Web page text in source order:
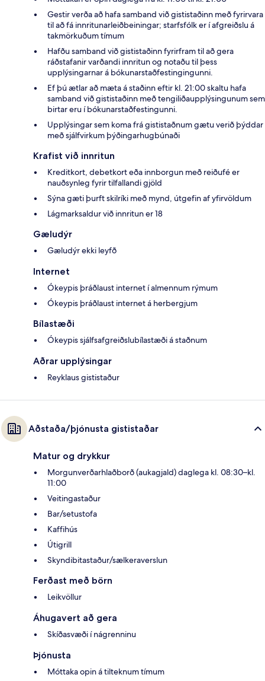
Gestir verða að hafa samband við gististaðinn með fyrirvara
til að fá innritunarleiðbeiningar; starfsfólk er í afgreiðslu á
takmörkuðum tímum
Hafðu samband við gististaðinn fyrirfram til að gera
ráðstafanir varðandi innritun og notaðu til þess
upplýsingarnar á bókunarstaðfestingingunni.
Ef þú ætlar að mæta á staðinn eftir kl. 21:00 skaltu hafa
samband við gististaðinn með tengiliðaupplýsingunum sem
birtar eru í bókunarstaðfestingunni.
Upplýsingar sem koma frá gististaðnum gætu verið þýddar
með sjálfvirkum þýðingarhugbúnaði
Krafist við innritun
Kreditkort, debetkort eða innborgun með reiðufé er
nauðsynleg fyrir tilfallandi gjöld
Sýna gæti þurft skilríki með mynd, útgefin af yfirvöldum
Lágmarksaldur við innritun er 18
Gæludýr
Gæludýr ekki leyfð
Internet
Ókeypis þráðlaust internet í almennum rýmum
Ókeypis þráðlaust internet á herbergjum
Bílastæði
Ókeypis sjálfsafgreiðslubílastæði á staðnum
Aðrar upplýsingar
Reyklaus gististaður
Aðstaða/þjónusta gististaðar
Matur og drykkur
Morgunverðarhlaðborð (aukagjald) daglega kl. 08:30–kl.
11:00
Veitingastaður
Bar/setustofa
Kaffihús
Útigrill
Skyndibitastaður/sælkeraverslun
Ferðast með börn
Leikvöllur
Áhugavert að gera
Skíðasvæði í nágrenninu
Þjónusta
Móttaka opin á tilteknum tímum